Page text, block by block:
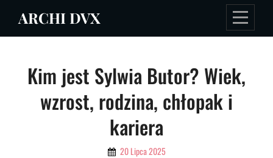
ARCHI DVX
Kim jest Sylwia Butor? Wiek,
wzrost, rodzina, chłopak i
kariera
By 20 Lipca 2025
Nawigacja
wpisu